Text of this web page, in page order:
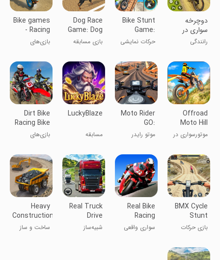
دوچرخه
سواری در
کوهستان |
دوچرخه بازی
رانندگی
Bike Stunt
Game:
Tricks
Master
حرکات نمایشی
Dog Race
Game: Dog
Racing 3D
بازی مسابقه
سگ‌های ۳
بعدی
Bike games
- Racing
games
بازی‌های
بازی‌های
مسابقه‌ای
Offroad
Moto Hill
Bike Racing
موتورسواری در
آف‌رود
Moto Rider
GO:
Highway
Traffic
موتو رایدر
LuckyBlaze
مسابقه
Dirt Bike
Racing Bike
Games
بازی‌های
کثیف
BMX Cycle
Stunt
Game 3D
بازی حرکات
Real Bike
Racing
سواری واقعی
Real Truck
Drive
Simulator
شبیه‌ساز
Heavy
Construction
Road Build
ساخت و ساز